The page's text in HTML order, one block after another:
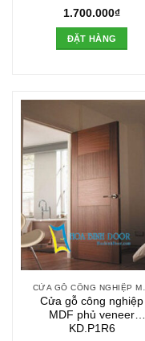
1.700.000₫
ĐẶT HÀNG
Cửa gỗ công nghiệp
MDF phủ veneer
KD.P1R6